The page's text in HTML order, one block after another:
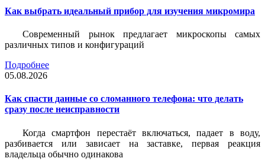
Как выбрать идеальный прибор для изучения микромира
Современный рынок предлагает микроскопы самых
различных типов и конфигураций
Подробнее
05.08.2026
Как спасти данные со сломанного телефона: что делать
сразу после неисправности
Когда смартфон перестаёт включаться, падает в воду,
разбивается или зависает на заставке, первая реакция
владельца обычно одинакова